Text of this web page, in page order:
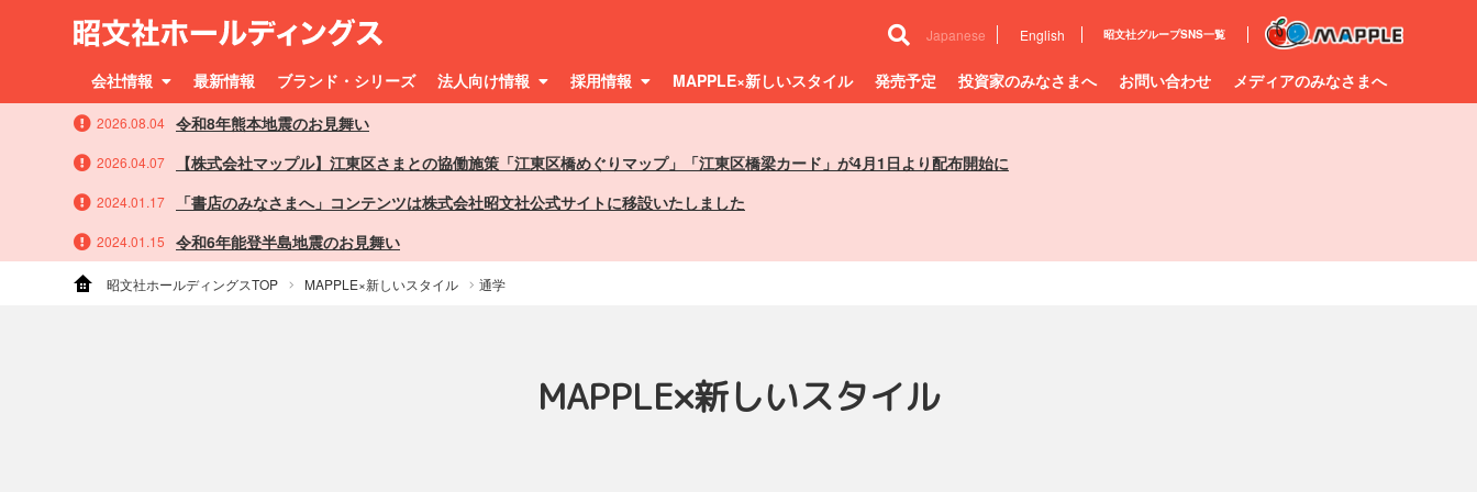
Japanese English 昭文社グループSNS一覧
会社情報 最新情報 ブランド・シリーズ 法人向け情報 採用情報 MAPPLE×新しいスタイル 発売予定 投資家のみなさまへ お問い合わせ メディアのみなさまへ
2026.08.04 令和8年熊本地震のお見舞い
2026.04.07 【株式会社マップル】江東区さまとの協働施策「江東区橋めぐりマップ」「江東区橋梁カード」が4月1日より配布開始に
2024.01.17 「書店のみなさまへ」コンテンツは株式会社昭文社公式サイトに移設いたしました
2024.01.15 令和6年能登半島地震のお見舞い
昭文社ホールディングスTOP MAPPLE×新しいスタイル 通学
MAPPLE×新しいスタイル